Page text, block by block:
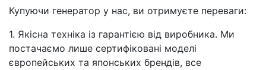
Купуючи генератор у нас, ви отримуєте переваги:
1. Якісна техніка із гарантією від виробника. Ми
постачаємо лише сертифіковані моделі
європейських та японських брендів, все